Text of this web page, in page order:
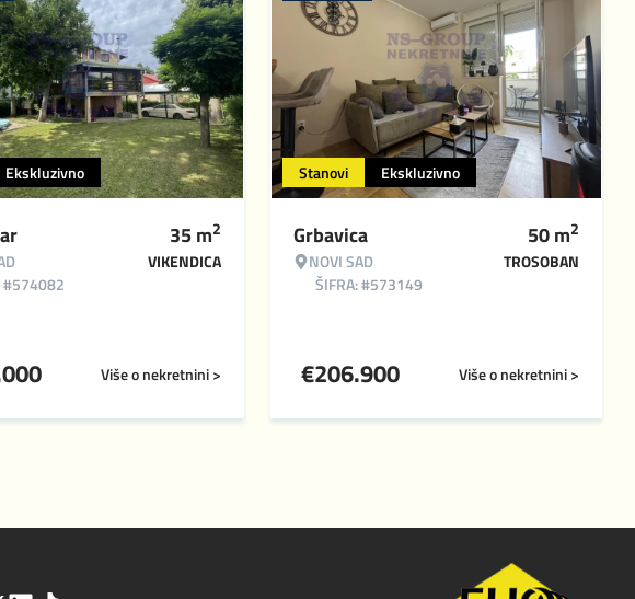
Ekskluzivno
#574082
35m2
VIKENDICA
Više o nekretnini >
Stanovi Ekskluzivno
Grbavica
NOVI SAD
ŠIFRA: #573149
50m2
TROSOBAN
Više o nekretnini >
€206.900